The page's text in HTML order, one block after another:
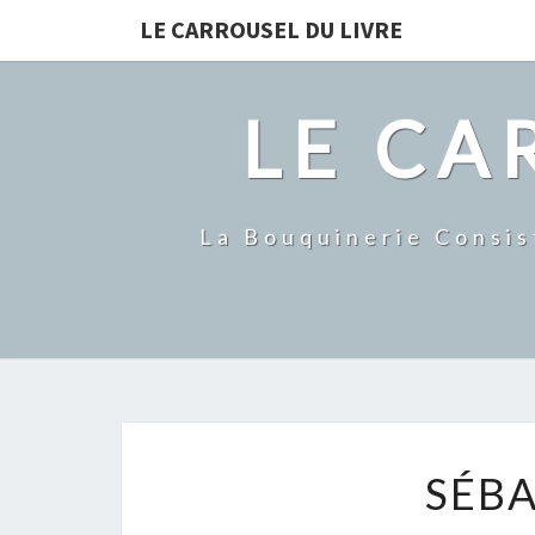
LE CARROUSEL DU LIVRE
LE
La Bouquinerie